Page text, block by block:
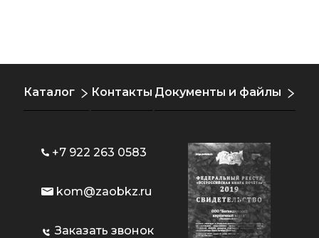
Каталог Контакты Документы и файлы
+7 922 263 0583
kom@zaobkz.ru
Заказать звонок